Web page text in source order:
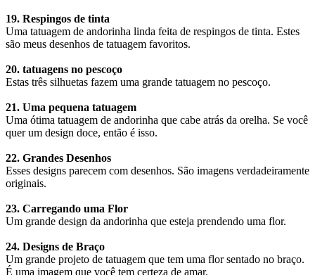
19. Respingos de tinta
Uma tatuagem de andorinha linda feita de respingos de tinta. Estes
são meus desenhos de tatuagem favoritos.
20. tatuagens no pescoço
Estas três silhuetas fazem uma grande tatuagem no pescoço.
21. Uma pequena tatuagem
Uma ótima tatuagem de andorinha que cabe atrás da orelha. Se você
quer um design doce, então é isso.
22. Grandes Desenhos
Esses designs parecem com desenhos. São imagens verdadeiramente
originais.
23. Carregando uma Flor
Um grande design da andorinha que esteja prendendo uma flor.
24. Designs de Braço
Um grande projeto de tatuagem que tem uma flor sentado no braço.
É uma imagem que você tem certeza de amar.